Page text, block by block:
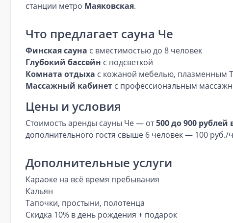
станции метро Маяковская.
Что предлагает сауна Че
Финская сауна с вместимостью до 8 человек
Глубокий бассейн с подсветкой
Комната отдыха с кожаной мебелью, плазменным
Массажный кабинет с профессиональным
Цены и условия
Стоимость аренды сауны Че — от500 до 900 рублей
дополнительного гостя свыше 6 человек — 100 руб./
Дополнительные услуги
Караоке на всё время пребывания
Кальян
Тапочки, простыни, полотенца
Скидка 10% в день рождения + подарок